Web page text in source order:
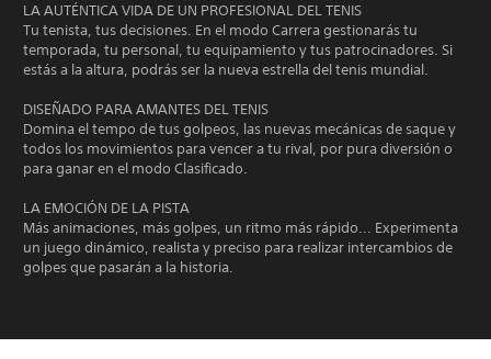
LA AUTÉNTICA VIDA DE UN PROFESIONAL DEL TENIS
Tu tenista, tus decisiones. En el modo Carrera gestionarás tu
temporada, tu personal, tu equipamiento y tus patrocinadores. Si
estás a la altura, podrás ser la nueva estrella del tenis mundial.
DISEÑADO PARA AMANTES DEL TENIS
Domina el tempo de tus golpeos, las nuevas mecánicas de saque y
todos los movimientos para vencer a tu rival, por pura diversión o
para ganar en el modo Clasificado.
LA EMOCIÓN DE LA PISTA
Más animaciones, más golpes, un ritmo más rápido... Experimenta
un juego dinámico, realista y preciso para realizar intercambios de
golpes que pasarán a la historia.